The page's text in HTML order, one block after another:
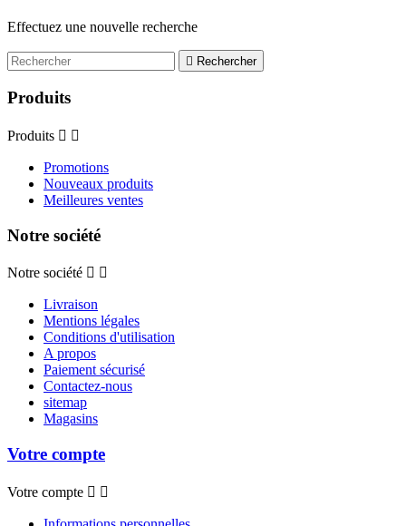
Effectuez une nouvelle recherche
 Rechercher
Produits
Produits  
Promotions
Nouveaux produits
Meilleures ventes
Notre société
Notre société  
Livraison
Mentions légales
Conditions d'utilisation
A propos
Paiement sécurisé
Contactez-nous
sitemap
Magasins
Votre compte
Votre compte  